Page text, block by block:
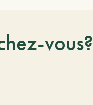
vous?